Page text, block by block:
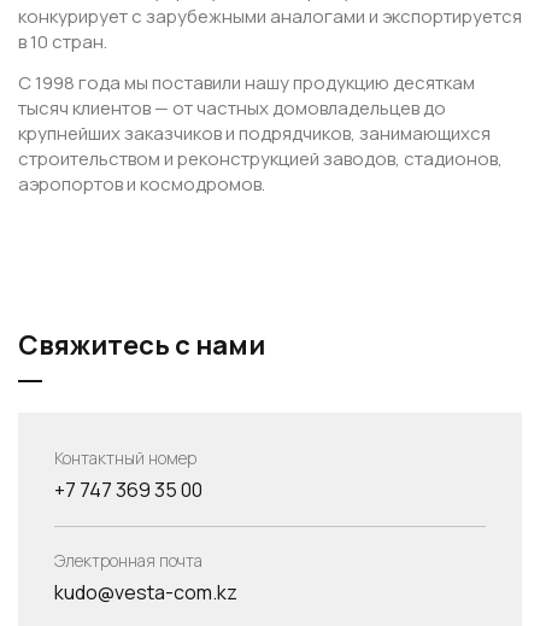
конкурирует с зарубежными аналогами и экспортируется
в 10 стран.
С 1998 года мы поставили нашу продукцию десяткам
тысяч клиентов — от частных домовладельцев до
крупнейших заказчиков и подрядчиков, занимающихся
строительством и реконструкцией заводов, стадионов,
аэропортов и космодромов.
Свяжитесь с нами
Контактный номер
+7 747 369 35 00
Электронная почта
kudo@vesta-com.kz